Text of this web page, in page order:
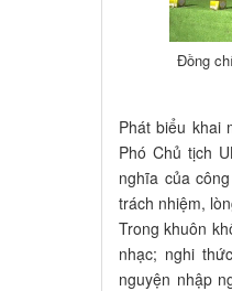
Đồng
Phát biểu khai
Phó Chủ tịch
nghĩa của
trách nhiệm,
Trong khuôn
nhạc; nghi
nguyện nhập